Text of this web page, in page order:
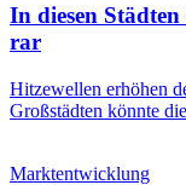
In diesen
rar
Hitzewellen erhöhen
Großstädten könnte
Marktentwicklung